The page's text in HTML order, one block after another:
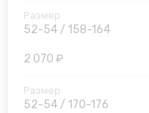
52-54 / 158-164
2 070 ₽
52-54 / 170-176